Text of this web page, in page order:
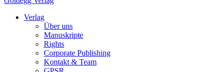
Verlag
Über uns
Manuskripte
Rights
Corporate Publishing
Kontakt & Team